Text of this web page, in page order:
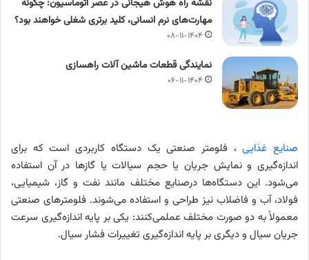
نقشه راه هوش هیجانی در عصر اتوماسیون: چگونه
مهارت‌های نرم انسانی، کلید برتری شغلی خواهند بود؟
۰۸-۱۱-۱۴۰۴
نمایندگی قطعات ماشین آلات راهسازی
۰۶-۱۱-۱۴۰۴
صنایع غذایی، فلومتر صنعتی یک دستگاه کاربردی است که برای
اندازه‌گیری و نمایش جریان یا حجم سیالات یا گازها در آن استفاده
می‌شود. این دستگاه‌ها درصنایع مختلف مانند نفت و گاز، شیمیایی،
فولاد، آب و فاضلاب نیز طراحی و استفاده می‌شوند. فلومترهای صنعتی
معمولاً به دو صورت مختلف عملمی‌کنند: یکی بر پایه اندازه‌گیری سرعت
جریان سیال و دیگری بر پایه اندازه‌گیری تغییرات فشار سیال.